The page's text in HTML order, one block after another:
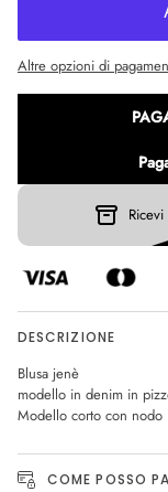
Altre opzioni di
DESCRIZIONE
Blusa jenè
modello in denim in
Modello corto con nodo
COME POSSO